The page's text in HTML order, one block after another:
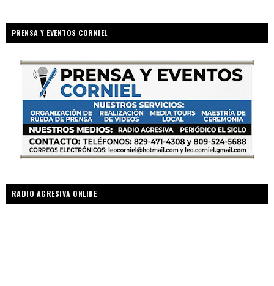
PRENSA Y EVENTOS CORNIEL
RADIO AGRESIVA ONLINE